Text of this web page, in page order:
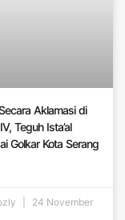
Aklamasi di
Teguh Ista’al
Golkar Kota Serang
24 November